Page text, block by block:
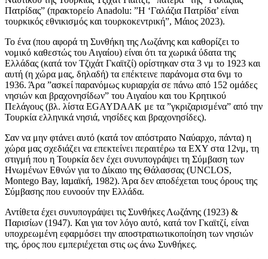
Πατρίδας” (πρακτορείο Anadolu: ”Η ‘Γαλάζια Πατρίδα’ είναι
τουρκικός εθνικισμός και τουρκοκεντρική”, Μάιος 2023).
Το ένα (που αφορά τη Συνθήκη της Λωζάνης και καθορίζει το
νομικό καθεστώς του Αιγαίου) είναι ότι τα χωρικά ύδατα της
Ελλάδας (κατά τον Τζιχάτ Γκαϊτζί) ορίστηκαν στα 3 νμ το 1923 και
αυτή (η χώρα μας, δηλαδή) τα επέκτεινε παράνομα στα 6νμ το
1936. Άρα ”ασκεί παρανόμως κυριαρχία σε πάνω από 152 ομάδες
νησιών και βραχονησίδων” του Αιγαίου και του Κρητικού
Πελάγους (βλ. λίστα EGAYDAAK με τα ”γκριζαρισμένα” από την
Τουρκία ελληνικά νησιά, νησίδες και βραχονησίδες).
Σαν να μην φτάνει αυτό (κατά τον απόστρατο Ναύαρχο, πάντα) η
χώρα μας σχεδιάζει να επεκτείνει περαιτέρω τα ΕΧΥ στα 12νμ, τη
στιγμή που η Τουρκία δεν έχει συνυπογράψει τη Σύμβαση των
Ηνωμένων Εθνών για το Δίκαιο της Θάλασσας (UNCLOS,
Montego Bay, lαµαϊκή, 1982). Άρα δεν αποδέχεται τους όρους της
Σύμβασης που ευνοούν την Ελλάδα.
Αντίθετα έχει συνυπογράψει τις Συνθήκες Λωζάνης (1923) &
Παρισίων (1947). Και για τον λόγο αυτό, κατά τον Γκαϊτζί, είναι
υποχρεωμένη εφαρμόσει την αποστρατιωτικοποίηση των νησιών
της, όρος που εμπεριέχεται στις ως άνω Συνθήκες.